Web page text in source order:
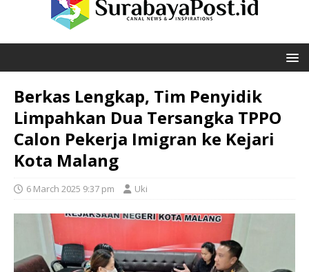
Berkas Lengkap, Tim Penyidik
Limpahkan Dua Tersangka TPPO
Calon Pekerja Imigran ke Kejari
Kota Malang
6 March 2025 9:37 pm Uki